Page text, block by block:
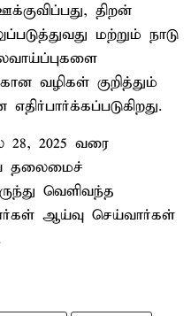
திறன்
மற்றும் நாடு
வழிகள் குறித்தும்
28, 2025 வரை
தலைமைச்
வெளிவந்த
ஆய்வு செய்வார்கள்